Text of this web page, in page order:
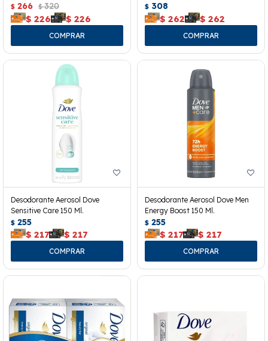
$ 266 $ 320
$ 226 $ 226
$ 308
$ 262 $ 262
Desodorante Aerosol Dove
Sensitive Care 150 Ml.
$ 255
$ 217 $ 217
Desodorante Aerosol Dove Men
Energy Boost 150 Ml.
$ 255
$ 217 $ 217